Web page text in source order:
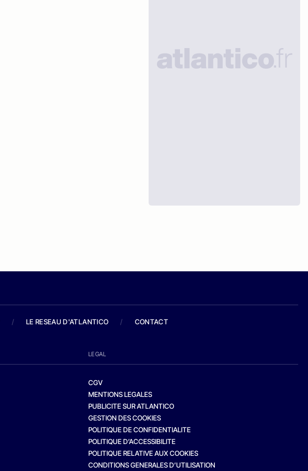
/ LE RESEAU D'ATLANTICO / CONTACT
LEGAL
CGV
MENTIONS LEGALES
PUBLICITE SUR ATLANTICO
GESTION DES COOKIES
POLITIQUE DE CONFIDENTIALITE
POLITIQUE D’ACCESSIBILITE
POLITIQUE RELATIVE AUX COOKIES
CONDITIONS GENERALES D’UTILISATION